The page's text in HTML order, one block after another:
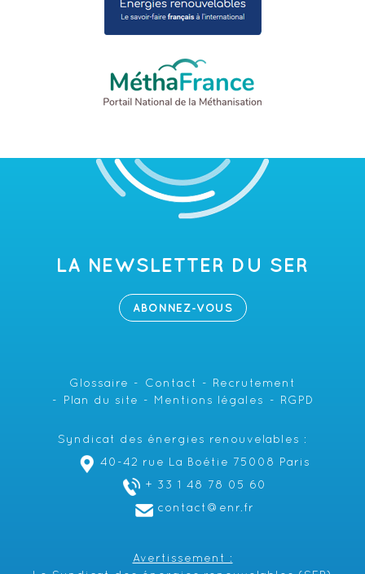
LA NEWSLETTER DU SER
ABONNEZ-VOUS
Glossaire Contact
Recrutement
Plan du site
Mentions légales RGPD
Syndicat des énergies renouvelables :
40-42 rue La Boétie 75008 Paris
+ 33 1 48 78 05 60
contact@enr.fr
Avertissement :